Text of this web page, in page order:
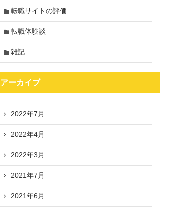
転職サイトの評価
転職体験談
雑記
アーカイブ
2022年7月
2022年4月
2022年3月
2021年7月
2021年6月